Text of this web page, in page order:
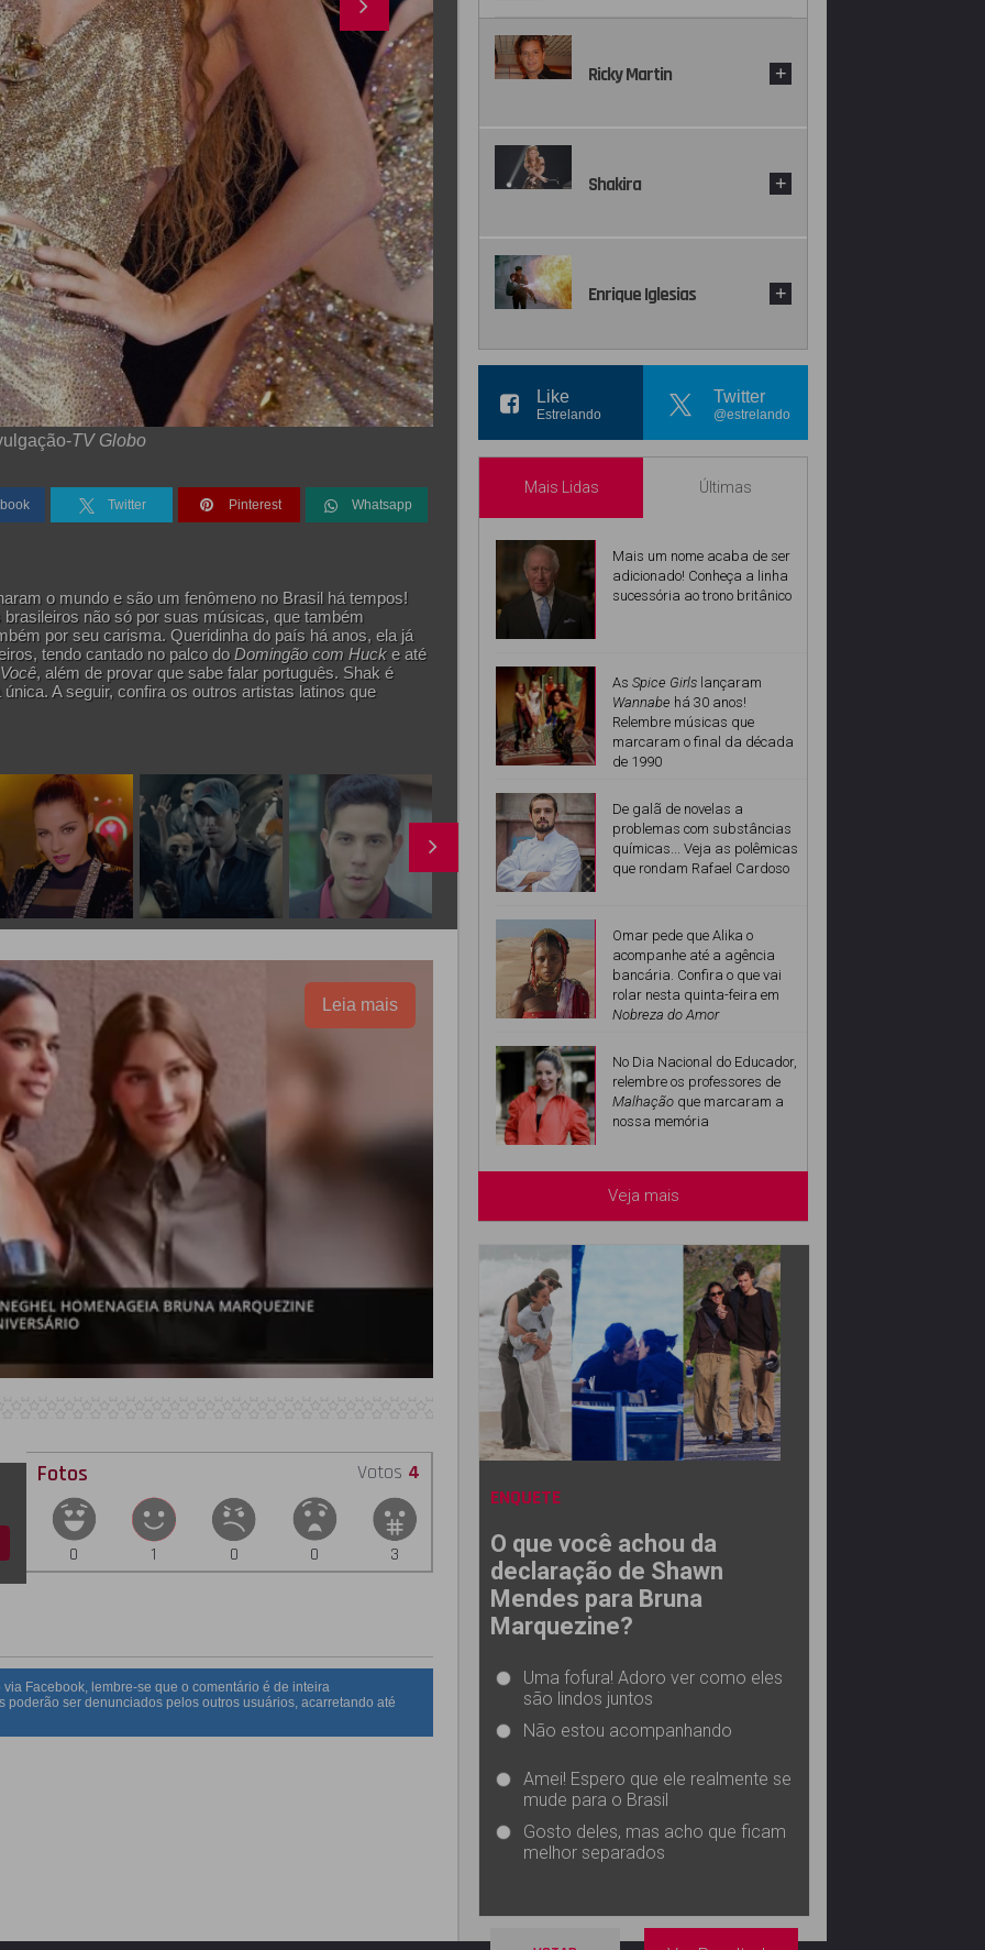
TV Globo
Twitter Pinterest Whatsapp
o mundo e são um fenômeno no Brasil há tempos!
não só por suas músicas, que também
por seu carisma. Queridinha do país há anos, ela já
tendo cantado no palco doDomingão com Hucke até
, além de provar que sabe falar português. Shak é
A seguir, confira os outros artistas latinos que
Leia mais
Fotos Votos 4
0 1 0 0 3
Facebook, lembre-se que o comentário é de inteira
ser denunciados pelos outros usuários, acarretando até
Ricky Martin +
Shakira +
Enrique Iglesias +
Like
Estrelando
Twitter
@estrelando
Mais Lidas Últimas
Mais um nome acaba de ser
adicionado! Conheça a linha
sucessória ao trono britânico
As Spice Girls lançaram
Wannabe há 30 anos!
Relembre músicas que
marcaram o final da década
de 1990
De galã de novelas a
problemas com substâncias
químicas... Veja as polêmicas
que rondam Rafael Cardoso
Omar pede que Alika o
acompanhe até a agência
bancária. Confira o que vai
rolar nesta quinta-feira em
Nobreza do Amor
No Dia Nacional do Educador,
relembre os professores de
Malhação que marcaram a
nossa memória
Veja mais
ENQUETE
O que você achou da
declaração de Shawn
Mendes para Bruna
Marquezine?
Uma fofura! Adoro ver como eles
são lindos juntos
Não estou acompanhando
Amei! Espero que ele realmente se
mude para o Brasil
Gosto deles, mas acho que ficam
melhor separados